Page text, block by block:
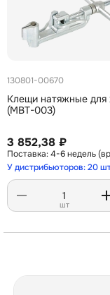
130801-00670
Клещи натяжные для
(MBT-003)
3 852,38 ₽
4-6 недель
У дистрибьюторов: 20
шт